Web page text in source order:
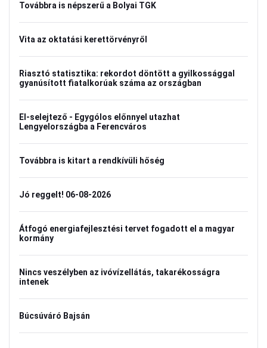
Továbbra is népszerű a Bolyai TGK
Vita az oktatási kerettörvényről
Riasztó statisztika: rekordot döntött a gyilkossággal
gyanúsított fiatalkorúak száma az országban
El-selejtező - Egygólos előnnyel utazhat
Lengyelországba a Ferencváros
Továbbra is kitart a rendkívüli hőség
Jó reggelt! 06-08-2026
Átfogó energiafejlesztési tervet fogadott el a magyar
kormány
Nincs veszélyben az ivóvízellátás, takarékosságra
intenek
Búcsúváró Bajsán